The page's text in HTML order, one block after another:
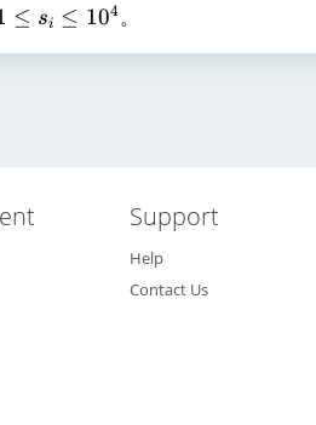
≤ si ≤ 104。
Support
Help
Contact Us